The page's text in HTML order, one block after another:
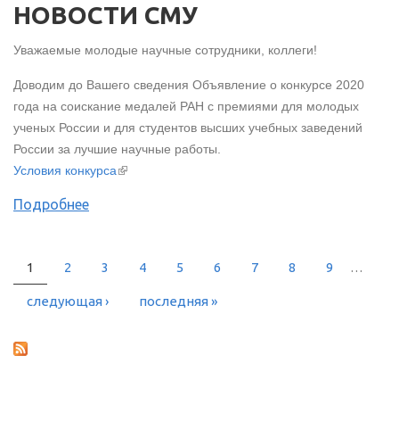
НОВОСТИ СМУ
Уважаемые молодые научные сотрудники, коллеги!
Доводим до Вашего сведения Объявление о конкурсе 2020
года на соискание медалей РАН с премиями для молодых
ученых России и для студентов высших учебных заведений
России за лучшие научные работы.
Условия конкурса(внешняя ссылка)
Подробнее
СТРАНИЦЫ
1 2 3 4 5 6 7 8 9 …
следующая › последняя »